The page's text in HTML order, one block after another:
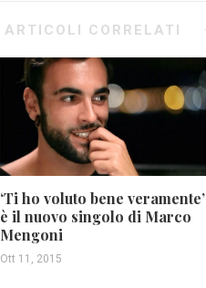
ARTICOLI CORRELATI
‘Ti ho voluto bene veramente’
è il nuovo singolo di Marco
Mengoni
Ott 11, 2015